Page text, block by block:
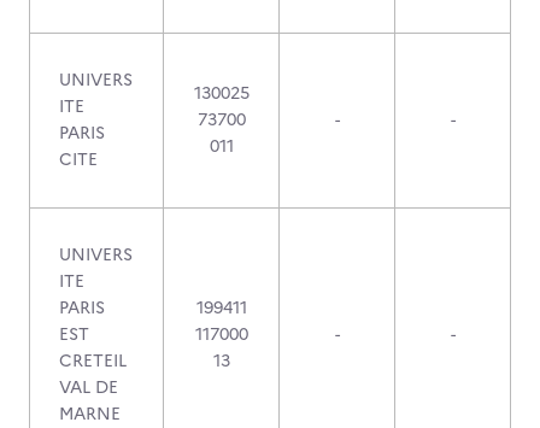
UNIVERS
ITE
PARIS
CITE
130025
73700
011
- -
UNIVERS
ITE
PARIS
EST
CRETEIL
VAL DE
MARNE
199411
117000
13
- -